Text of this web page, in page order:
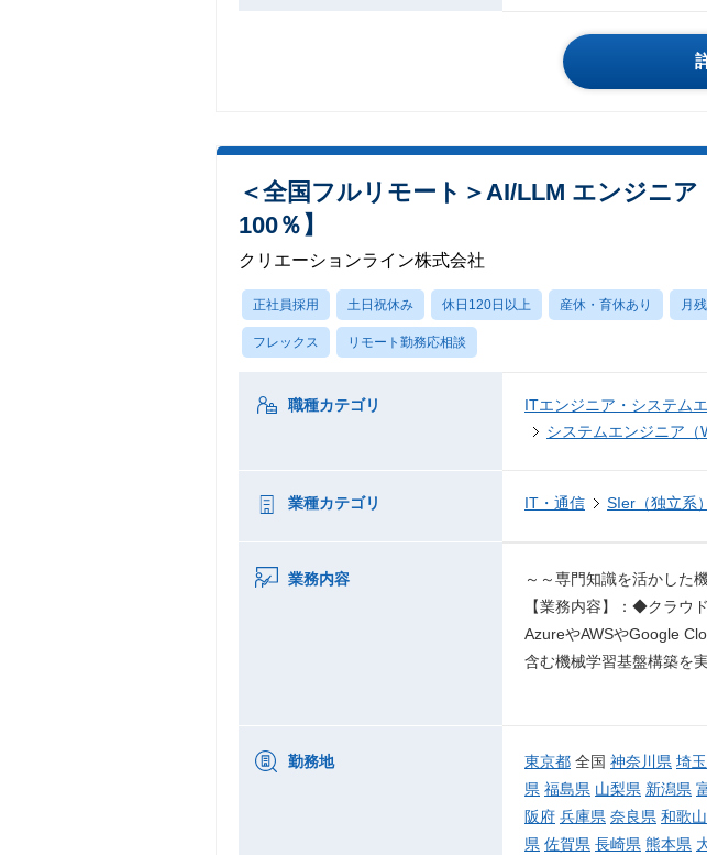
＜全国フルリモート＞AI/LLM エンジニ
100％】
クリエーションライン株式会社
正社員採用 土日祝休み 休日120日以上 産休・育休あり 月
フレックス リモート勤務応相談
職種カテゴリ ITエンジニア・システム
システムエンジニア（
業種カテゴリ IT・通信 SIer（独立系）
業務内容
～～専門知識を活かした
【業務内容】：◆クラウ
AzureやAWSやGoogle
含む機械学習基盤構築を実
勤務地 東京都 全国 神奈川県 埼
県 福島県 山梨県 新潟県
阪府 兵庫県 奈良県 和歌
県 佐賀県 長崎県 熊本県